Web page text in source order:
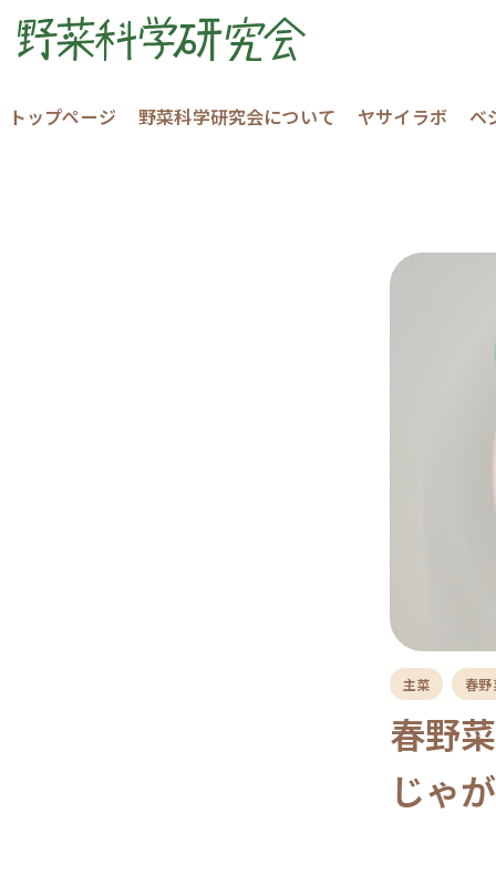
トップページ 野菜科学研究会について ヤサイラボ ベ
主菜 春野
春野
じゃが